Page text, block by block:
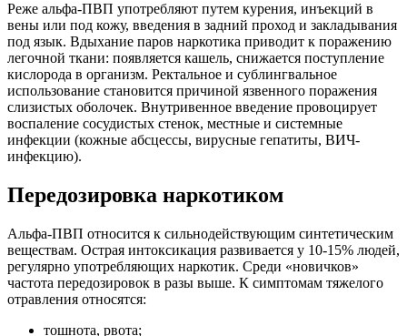
Реже альфа-ПВП употребляют путем курения, инъекций в
вены или под кожу, введения в задний проход и закладывания
под язык. Вдыхание паров наркотика приводит к поражению
легочной ткани: появляется кашель, снижается поступление
кислорода в организм. Ректальное и сублингвальное
использование становится причиной язвенного поражения
слизистых оболочек. Внутривенное введение провоцирует
воспаление сосудистых стенок, местные и системные
инфекции (кожные абсцессы, вирусные гепатиты, ВИЧ-
инфекцию).
Передозировка наркотиком
Альфа-ПВП относится к сильнодействующим синтетическим
веществам. Острая интоксикация развивается у 10-15% людей,
регулярно употребляющих наркотик. Среди «новичков»
частота передозировок в разы выше. К симптомам тяжелого
отравления относятся:
тошнота, рвота;